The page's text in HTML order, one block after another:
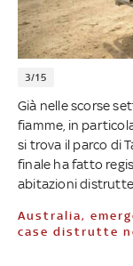
3/15
Già nelle scorse
fiamme, in
si trova il parco di
finale ha fatto
abitazioni distrutte
Australia, emergenza incendi: 4 morti e oltre 500
case distrutte